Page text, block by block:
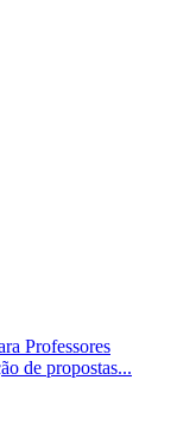
Professores
de propostas...